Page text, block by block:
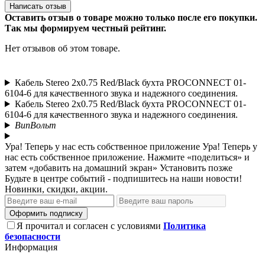
Написать отзыв
Оставить отзыв о товаре можно только после его покупки.
Так мы формируем честный рейтинг.
Нет отзывов об этом товаре.
Кабель Stereo 2х0.75 Red/Black бухта PROCONNECT 01-
6104-6 для качественного звука и надежного соединения.
Кабель Stereo 2х0.75 Red/Black бухта PROCONNECT 01-
6104-6 для качественного звука и надежного соединения.
ВипВольт
Ура! Теперь у нас есть собственное приложение Ура! Теперь у
нас есть собственное приложение. Нажмите «поделиться» и
затем «добавить на домашний экран» Установить позже
Будьте в центре событий - подпишитесь на наши новости!
Новинки, скидки, акции.
Оформить подписку
Я прочитал и согласен с условиями Политика
безопасности
Информация